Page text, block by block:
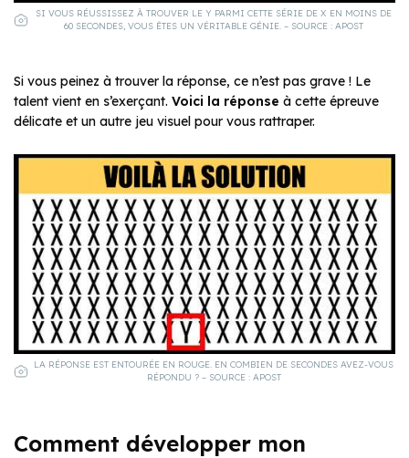
SI VOUS RÉUSSISSEZ À TROUVER LE Y PARMI CETTE SÉRIE DE X EN MOINS DE
60 SECONDES, VOUS ÊTES UN VÉRITABLE GÉNIE. – SOURCE : APOST
Si vous peinez à trouver la réponse, ce n’est pas grave ! Le
talent vient en s’exerçant. Voici la réponse à cette épreuve
délicate et un autre jeu visuel pour vous rattraper.
LA RÉPONSE EST ENTOURÉE EN ROUGE. EN COMBIEN DE SECONDES AVEZ-VOUS
RÉPONDU ? – SOURCE : APOST
Comment développer mon